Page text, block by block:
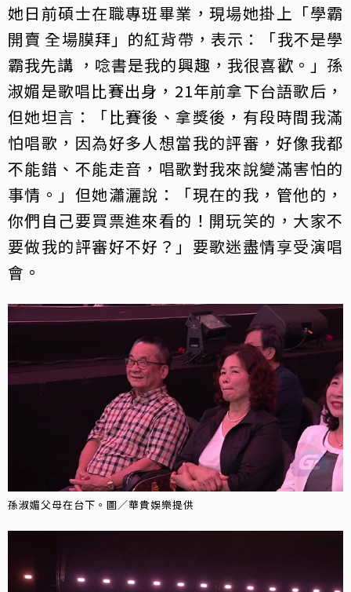
她日前碩士在職專班畢業，現場她掛上「學霸
開賣 全場膜拜」的紅背帶，表示：「我不是學
霸我先講 ，唸書是我的興趣，我很喜歡。」孫
淑媚是歌唱比賽出身，21年前拿下台語歌后，
但她坦言：「比賽後、拿獎後，有段時間我滿
怕唱歌，因為好多人想當我的評審，好像我都
不能錯、不能走音，唱歌對我來說變滿害怕的
事情。」但她瀟灑說：「現在的我，管他的，
你們自己要買票進來看的！開玩笑的，大家不
要做我的評審好不好？」要歌迷盡情享受演唱
會。
孫淑媚父母在台下。圖／華貴娛樂提供